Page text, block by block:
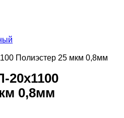
Полиэстер 25 мкм 0,8мм
0,8мм